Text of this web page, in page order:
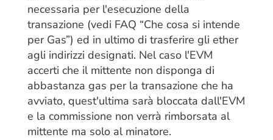
necessaria per l'esecuzione della
transazione (vedi FAQ “Che cosa si intende
per Gas”) ed in ultimo di trasferire gli ether
agli indirizzi designati. Nel caso l'EVM
accerti che il mittente non disponga di
abbastanza gas per la transazione che ha
avviato, quest'ultima sarà bloccata dall'EVM
e la commissione non verrà rimborsata al
mittente ma solo al minatore.